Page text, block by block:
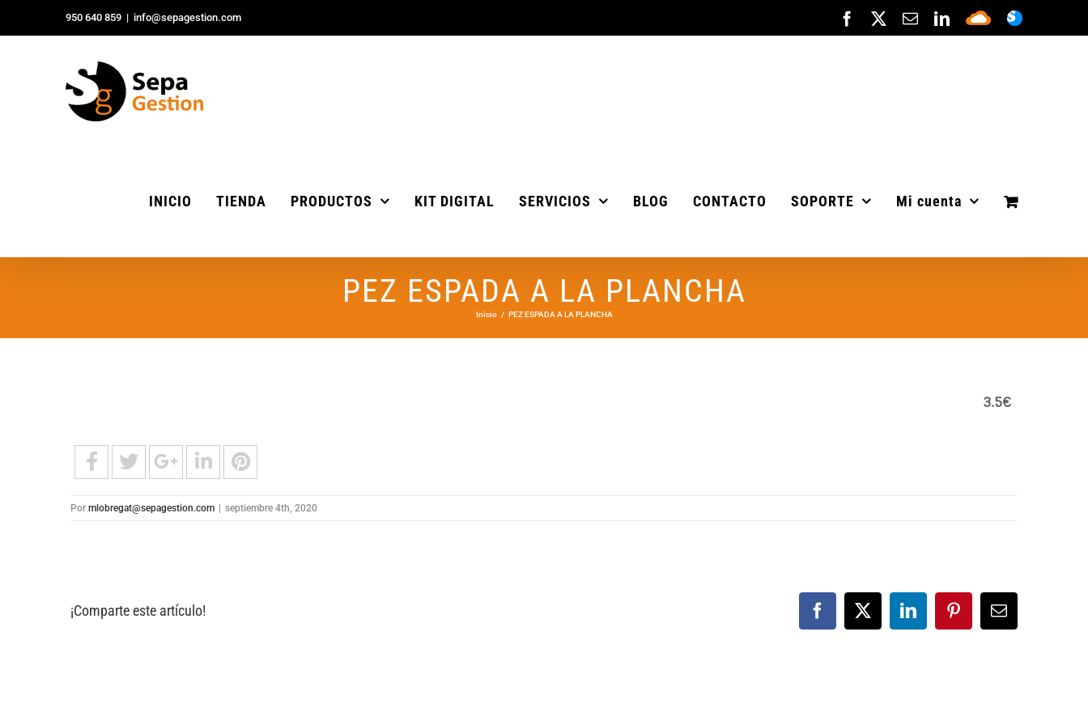
al
950 640 859 | info@sepagestion.com Facebook
X
Correo
electrónico
LinkedIn
Sepa
Cloud
INICIO TIENDA PRODUCTOS KIT DIGITAL SERVICIOS BLOG CONTACTO SOPORTE Mi cuenta
PEZ ESPADA A LA PLANCHA
Inicio PEZ ESPADA A LA PLANCHA
3.5€
Por mlobregat@sepagestion.com septiembre 4th, 2020
¡Comparte este artículo! Facebook
X LinkedInPinterestCorreo
electrónico